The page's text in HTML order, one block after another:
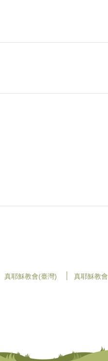
真耶穌教會(臺灣) 真耶穌教